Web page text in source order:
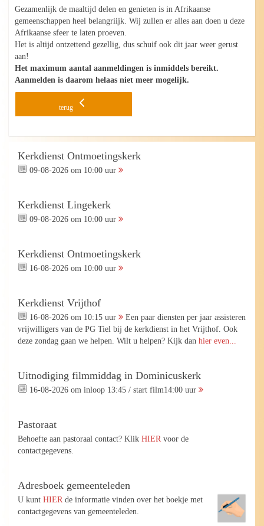
Gezamenlijk de maaltijd delen en genieten is in Afrikaanse
gemeenschappen heel belangriijk. Wij zullen er alles aan doen u deze
Afrikaanse sfeer te laten proeven.
Het is altijd ontzettend gezellig, dus schuif ook dit jaar weer gerust
aan!
Het maximum aantal aanmeldingen is inmiddels bereikt.
Aanmelden is daarom helaas niet meer mogelijk.
terug
Kerkdienst Ontmoetingskerk
09-08-2026 om 10:00 uur
Kerkdienst Lingekerk
09-08-2026 om 10:00 uur
Kerkdienst Ontmoetingskerk
16-08-2026 om 10:00 uur
Kerkdienst Vrijthof
16-08-2026 om 10:15 uur
Een paar diensten per jaar assisteren
vrijwilligers van de PG Tiel bij de kerkdienst in het Vrijthof. Ook
deze zondag gaan we helpen. Wilt u helpen? Kijk dan hier even...
Uitnodiging filmmiddag in Dominicuskerk
16-08-2026 om inloop 13:45 / start film14:00 uur
Pastoraat
Behoefte aan pastoraal contact? Klik HIER voor de
contactgegevens.
Adresboek gemeenteleden
U kunt HIER de informatie vinden over het boekje met
contactgegevens van gemeenteleden.